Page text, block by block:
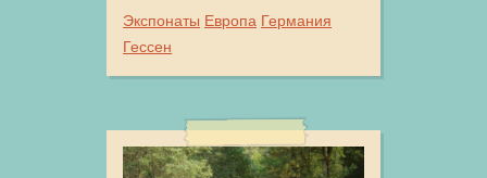
Экспонаты Европа Германия
Гессен